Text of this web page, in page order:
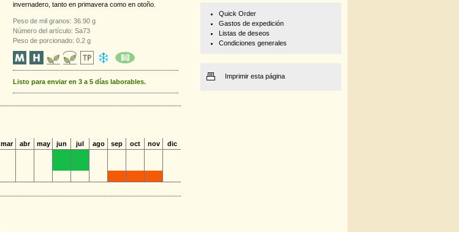
invernadero, tanto en primavera como en otoño.
Peso de mil granos: 36.90 g
Número del artículo: Sa73
Peso de porcionado: 0.2 g
Listo para enviar en 3 a 5 días laborables.
mar abr may jun jul ago sep oct nov
dic
Quick Order
Gastos de expedición
Listas de deseos
Condiciones generales
Imprimir esta página